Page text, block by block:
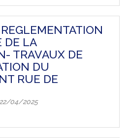
DE LA
TRAVAUX DE
DU
RUE DE
04/2025